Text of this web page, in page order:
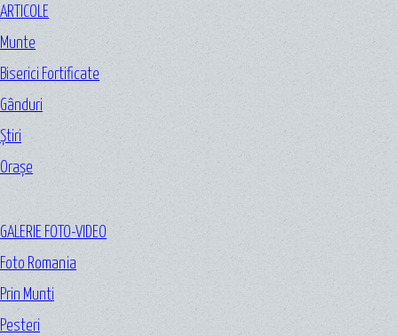
ARTICOLE
Munte
Biserici Fortificate
Gânduri
Ştiri
Oraşe
GALERIE FOTO-VIDEO
Foto Romania
Prin Munti
Pesteri